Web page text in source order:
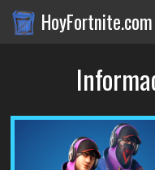
HoyFortnite.com